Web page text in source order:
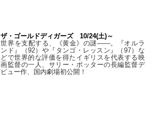
ザ・ゴールドディガーズ 10/24(土)～
世界を支配する、《黄金》の謎――。『オルラ
ンド』（92）や『タンゴ・レッスン』（97）な
どで世界的な評価を得たイギリスを代表する映
画監督の一人、サリー・ポッターの長編監督デ
ビュー作、国内劇場初公開！